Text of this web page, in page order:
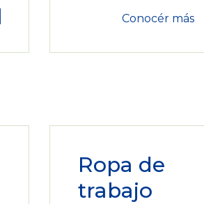
Conocér más
Ropa de
trabajo